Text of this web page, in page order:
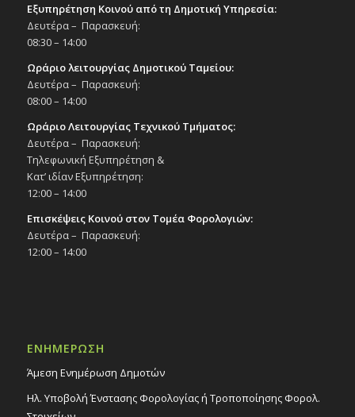
Εξυπηρέτηση Κοινού από τη Δημοτική Υπηρεσία:
Δευτέρα – Παρασκευή:
08:30 – 14:00
Ωράριο λειτουργίας Δημοτικού Ταμείου:
Δευτέρα – Παρασκευή:
08:00 – 14:00
Ωράριο Λειτουργίας Τεχνικού Τμήματος:
Δευτέρα – Παρασκευή:
Τηλεφωνική Εξυπηρέτηση &
Κατ’ ιδίαν Εξυπηρέτηση:
12:00 – 14:00
Επισκέψεις Κοινού στον Τομέα Φορολογιών:
Δευτέρα – Παρασκευή:
12:00 – 14:00
ΕΝΗΜΕΡΩΣΗ
Άμεση Ενημέρωση Δημοτών
Ηλ. Υποβολή Ένστασης Φορολογίας ή Τροποποίησης Φορολ.